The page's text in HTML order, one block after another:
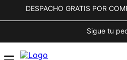
DESPACHO GRATIS POR
Sigue tu